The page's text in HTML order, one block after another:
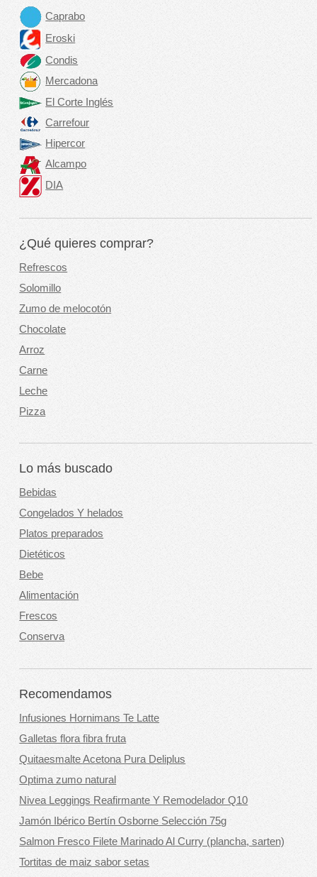
Caprabo
Eroski
Condis
Mercadona
El Corte Inglés
Carrefour
Hipercor
Alcampo
DIA
¿Qué quieres comprar?
Refrescos
Solomillo
Zumo de melocotón
Chocolate
Arroz
Carne
Leche
Pizza
Lo más buscado
Bebidas
Congelados Y helados
Platos preparados
Dietéticos
Bebe
Alimentación
Frescos
Conserva
Recomendamos
Infusiones Hornimans Te Latte
Galletas flora fibra fruta
Quitaesmalte Acetona Pura Deliplus
Optima zumo natural
Nivea Leggings Reafirmante Y Remodelador Q10
Jamón Ibérico Bertín Osborne Selección 75g
Salmon Fresco Filete Marinado Al Curry (plancha, sarten)
Tortitas de maiz sabor setas